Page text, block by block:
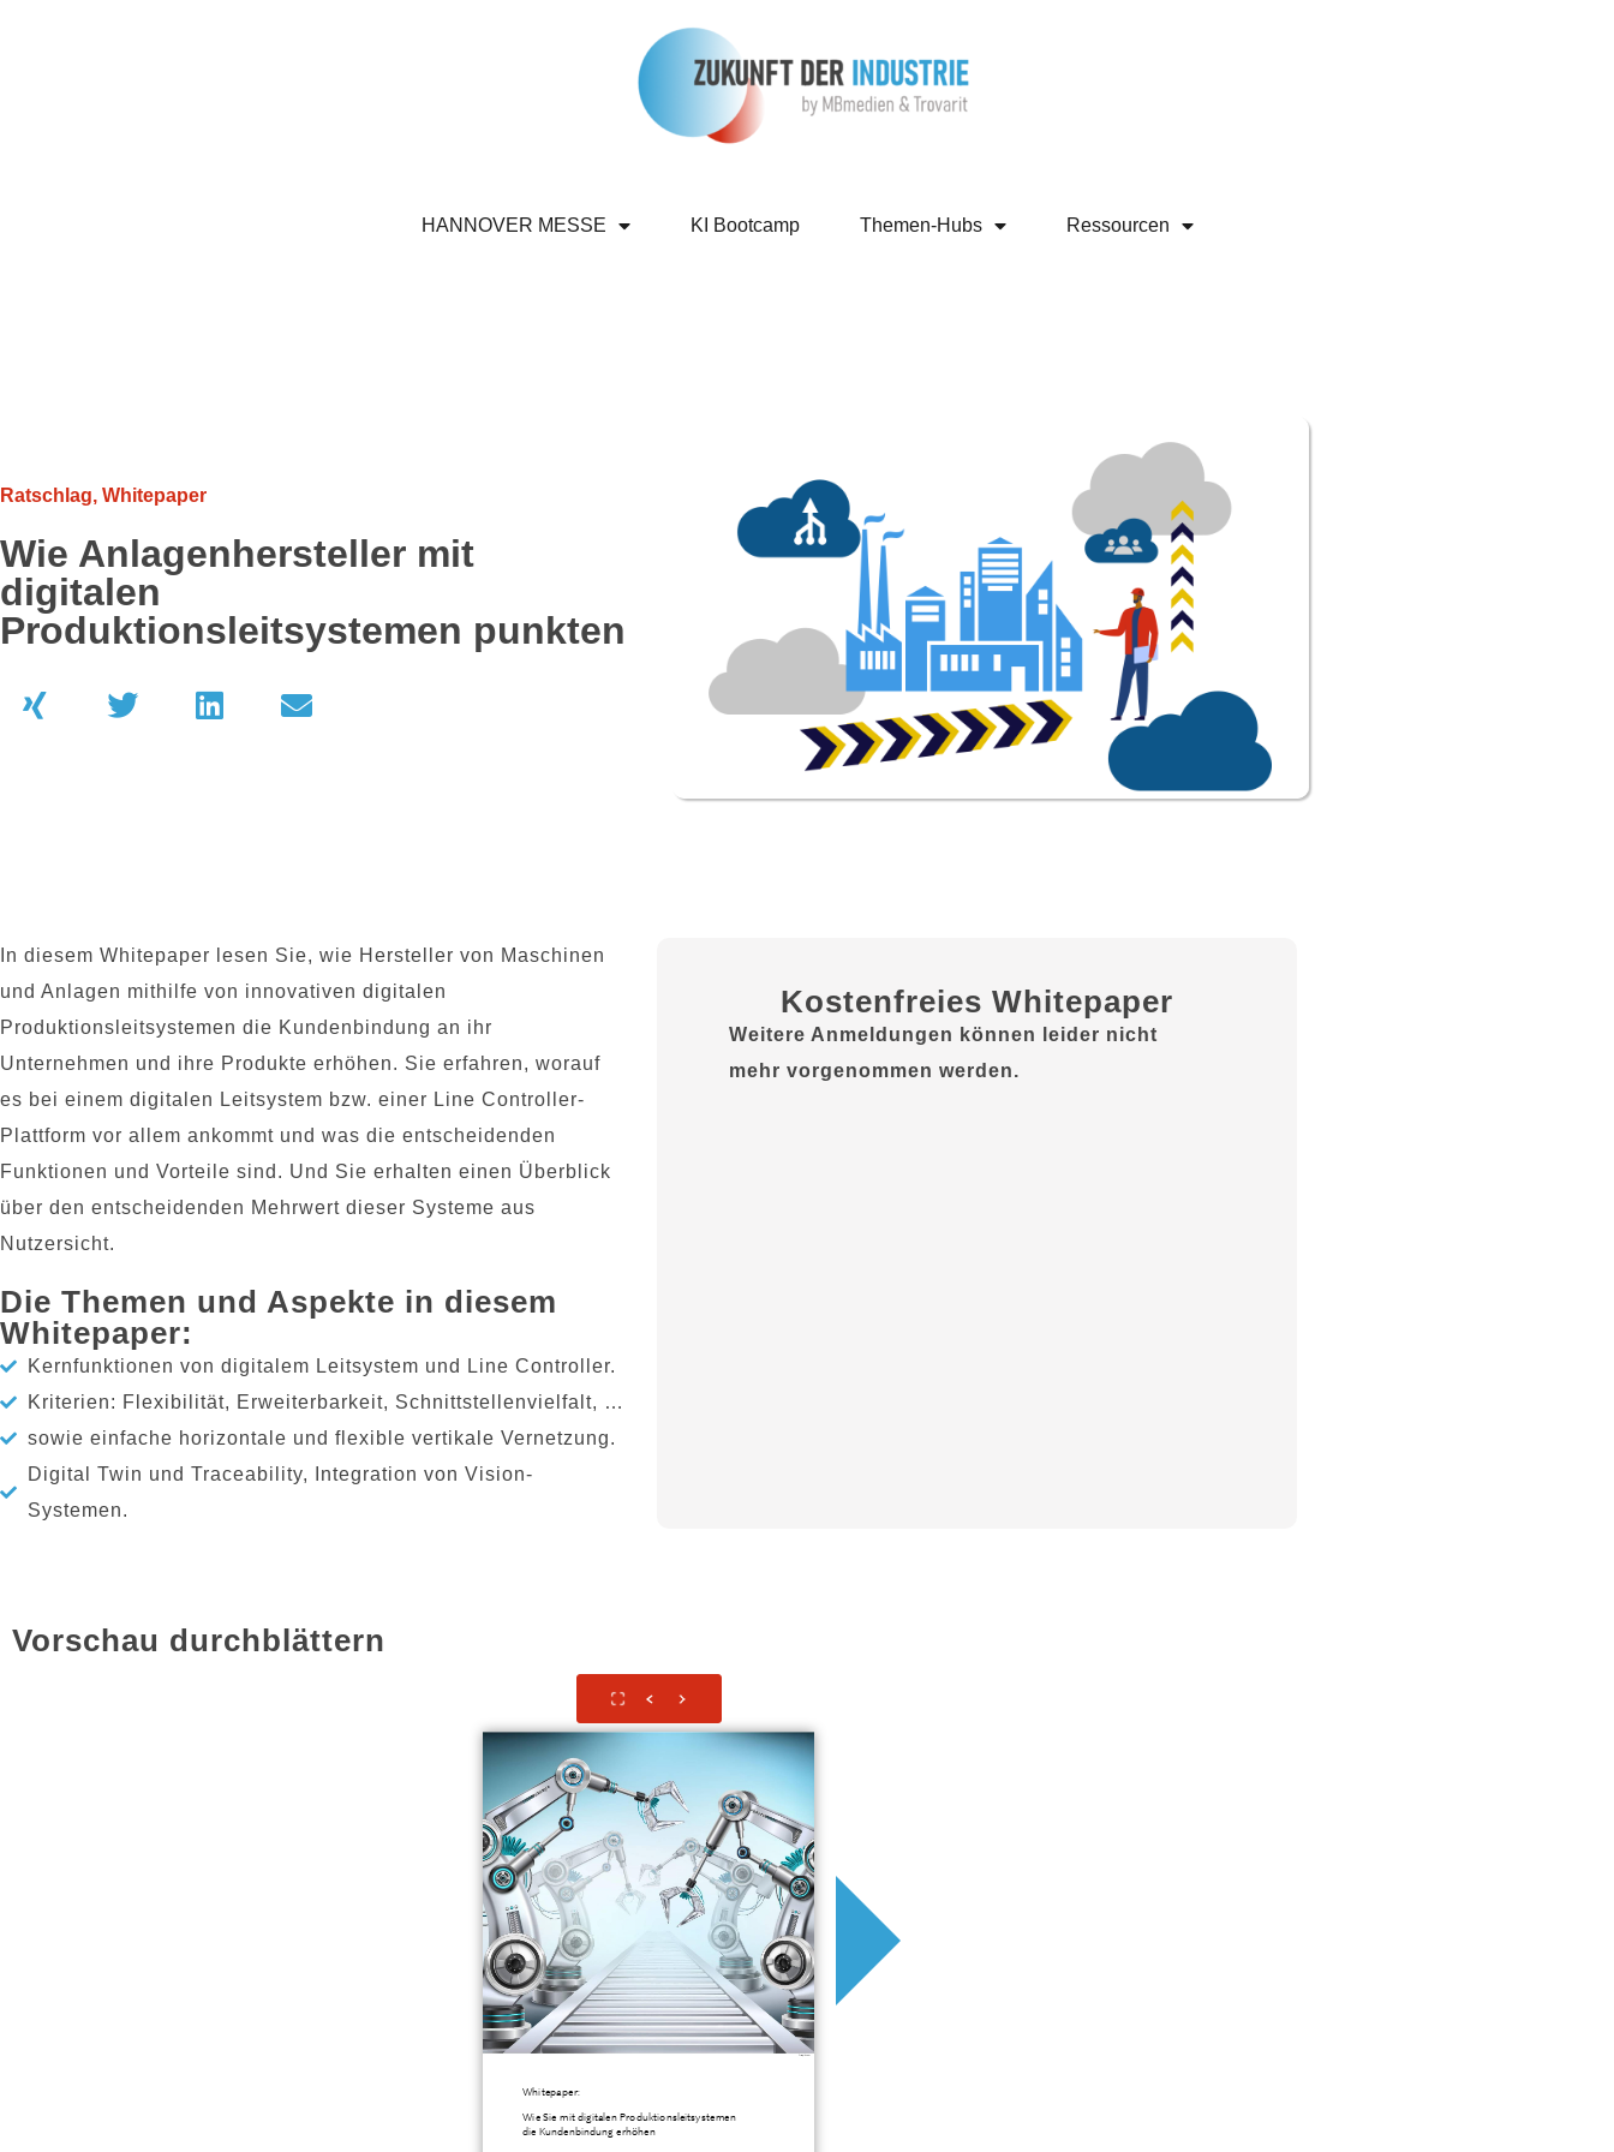
HANNOVER MESSE KI Bootcamp Themen-Hubs Ressourcen
Ratschlag, Whitepaper
Wie Anlagenhersteller mit
digitalen
Produktionsleitsystemen punkten
In diesem Whitepaper lesen Sie, wie Hersteller von Maschinen
und Anlagen mithilfe von innovativen digitalen
Produktionsleitsystemen die Kundenbindung an ihr
Unternehmen und ihre Produkte erhöhen. Sie erfahren, worauf
es bei einem digitalen Leitsystem bzw. einer Line Controller-
Plattform vor allem ankommt und was die entscheidenden
Funktionen und Vorteile sind. Und Sie erhalten einen Überblick
über den entscheidenden Mehrwert dieser Systeme aus
Nutzersicht.
Die Themen und Aspekte in diesem
Whitepaper:
Kernfunktionen von digitalem Leitsystem und Line Controller.
Kriterien: Flexibilität, Erweiterbarkeit, Schnittstellenvielfalt, …
sowie einfache horizontale und flexible vertikale Vernetzung.
Digital Twin und Traceability, Integration von Vision-
Systemen.
Kostenfreies Whitepaper
Weitere Anmeldungen können leider nicht
mehr vorgenommen werden.
Vorschau durchblättern